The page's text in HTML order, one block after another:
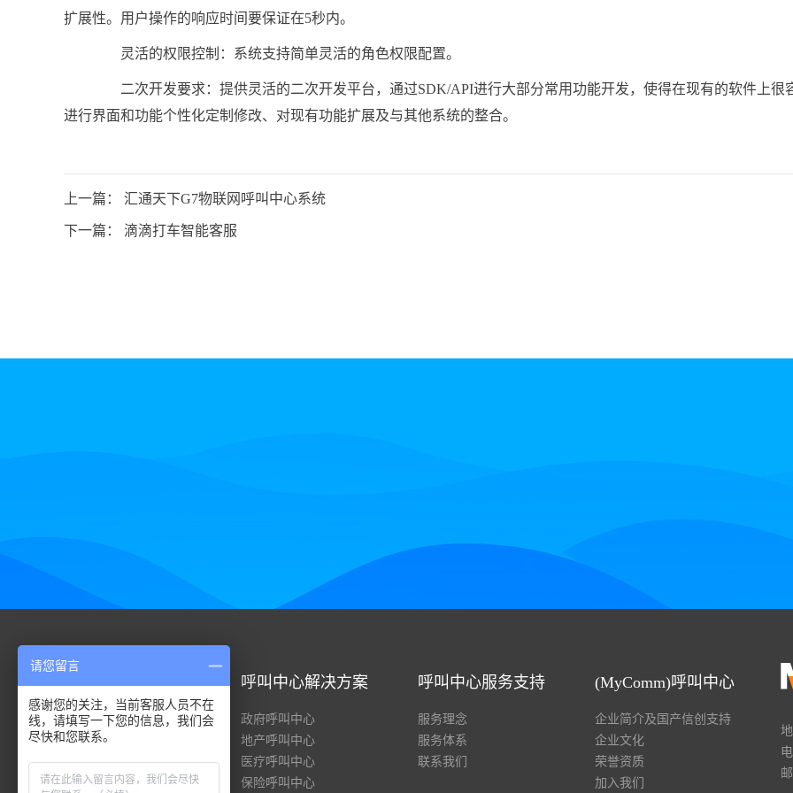
扩展性。用户操作的响应时间要保证在5秒内。
灵活的权限控制：系统支持简单灵活的角色权限配置。
二次开发要求：提供灵活的二次开发平台，通过SDK/API进行大部分常用功能开发，使得在现有的软件上很
进行界面和功能个性化定制修改、对现有功能扩展及与其他系统的整合。
上一篇： 汇通天下G7物联网呼叫中心系统
下一篇： 滴滴打车智能客服
呼叫中心系统
全渠道呼叫中心
云呼叫中心
客服管理系统
共享服务中心
呼叫中心解决方案
政府呼叫中心
地产呼叫中心
医疗呼叫中心
保险呼叫中心
呼叫中心服务支持
服务理念
服务体系
联系我们
(MyComm)呼叫中心
企业简介及国产信创支持
企业文化
荣誉资质
加入我们
请您留言
感谢您的关注，当前客服人员不在
线，请填写一下您的信息，我们会
尽快和您联系。